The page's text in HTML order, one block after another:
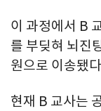
이 과정에서 B
를 부딪혀 뇌진
원으로 이송됐
현재 B 교사는